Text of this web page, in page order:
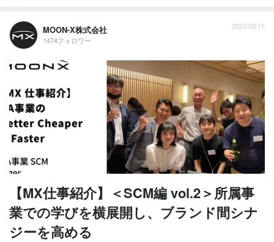
MOON-X株式会社
1474フォロワー
2023/08/15
【MX仕事紹介】＜SCM編 vol.2＞所属事
業での学びを横展開し、ブランド間シナ
ジーを高める